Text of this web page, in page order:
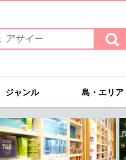
検
索
す
ジャンル 島・エリア